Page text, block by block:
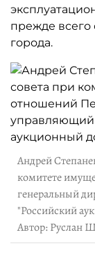
прежде всего
города.
Андрей
комитете
генеральный
"Российский
Автор: Руслан